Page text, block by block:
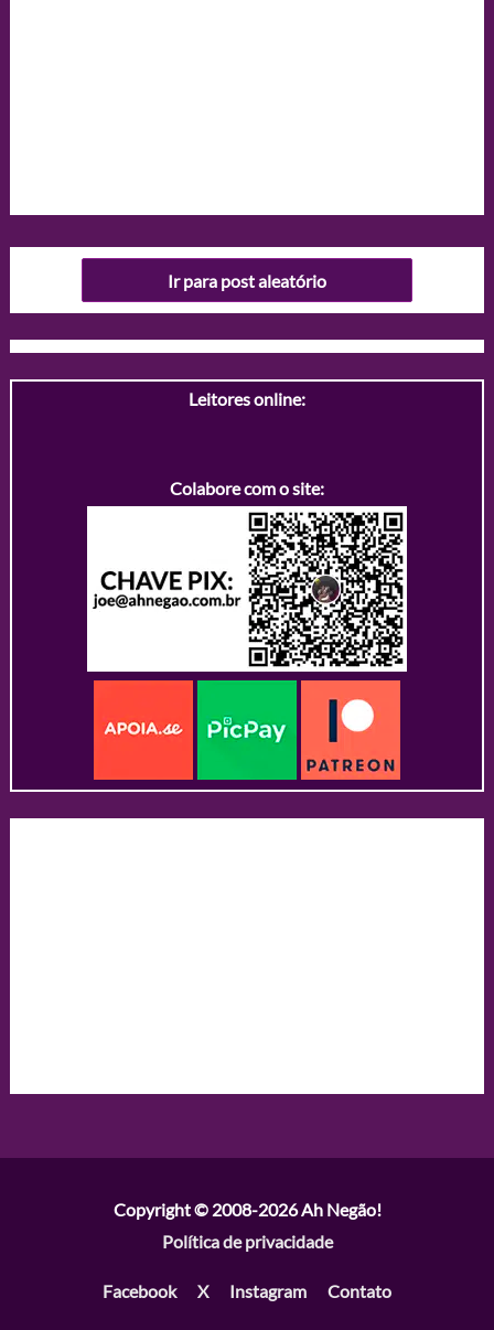
Ir para post aleatório
Leitores online:
Colabore com o site:
Copyright © 2008-2026Ah Negão!
Política de privacidade
Facebook X Instagram Contato